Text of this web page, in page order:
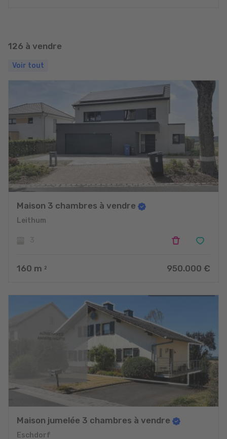
126 à vendre
Voir tout
Maison 3 chambres à vendre
Leithum
160 m 2 950.000 €
Maison jumelée 3 chambres à vendre
Eschdorf